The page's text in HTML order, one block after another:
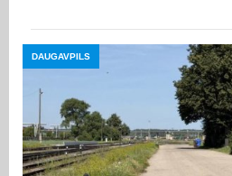
DAUGAVPILS